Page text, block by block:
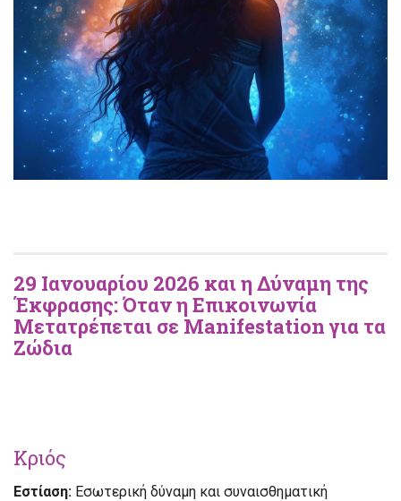
29 Ιανουαρίου 2026 και η Δύναμη της
Έκφρασης: Όταν η Επικοινωνία
Μετατρέπεται σε Manifestation για τα
Ζώδια
Κριός
Εστίαση: Εσωτερική δύναμη και συναισθηματική